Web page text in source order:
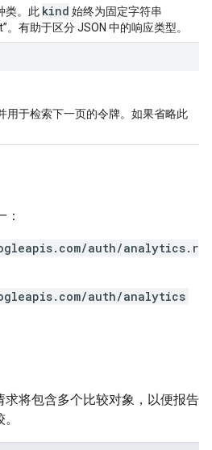
类。此 kind 始终为固定字符串
有助于区分 JSON 中的响应类型。
用于检索下一页的令牌。如果省略此
auth/analytics.r
auth/analytics
求将包含多个比较对象，以便报告